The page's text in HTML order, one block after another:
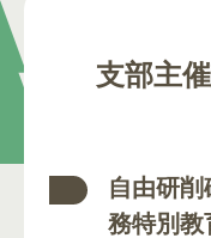
支部主
自由研
務特別教